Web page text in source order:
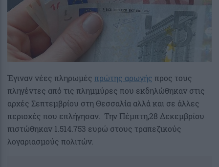
Έγιναν νέες πληρωμές πρώτης αρωγής προς τους
πληγέντες από τις πλημμύρες που εκδηλώθηκαν στις
αρχές Σεπτεμβρίου στη Θεσσαλία αλλά και σε άλλες
περιοχές που επλήγησαν. Την Πέμπτη,28 Δεκεμβρίου
πιστώθηκαν 1.514.753 ευρώ στους τραπεζικούς
λογαριασμούς πολιτών.